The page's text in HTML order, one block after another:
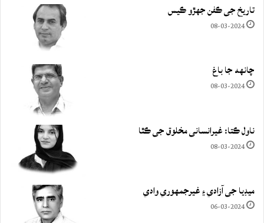
تاريخ جي ڪفن جھڙو ڪيس
08-03-2024
چانهه جا باغ
08-03-2024
ناول ڪتا: غيرانساني مخلوق جي ڪٿا
08-03-2024
ميڊيا جي آزادي ۽ غيرجمھوري وادي
06-03-2024